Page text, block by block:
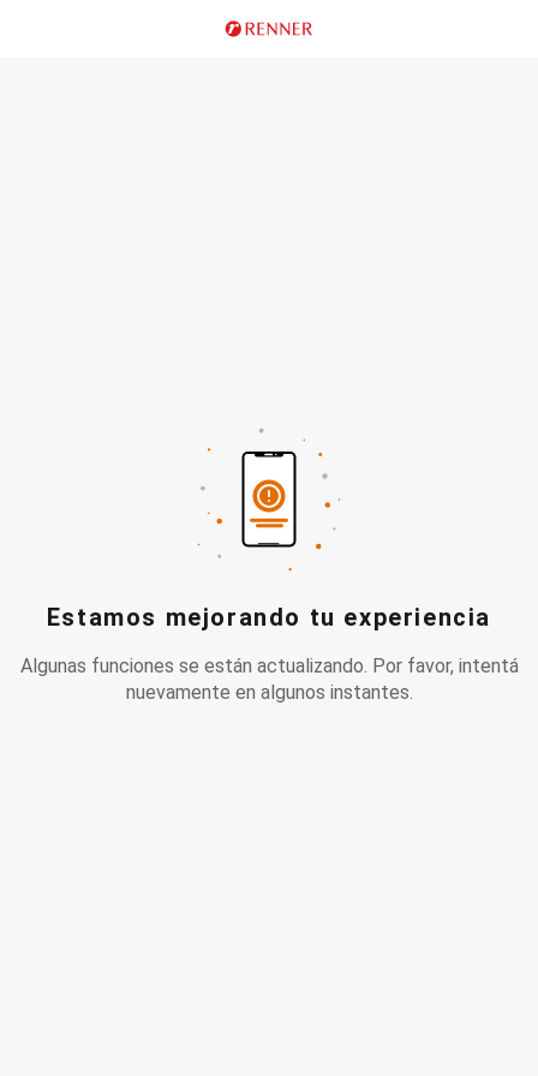
Estamos mejorando tu experiencia
Algunas funciones se están actualizando. Por favor, intentá
nuevamente en algunos instantes.